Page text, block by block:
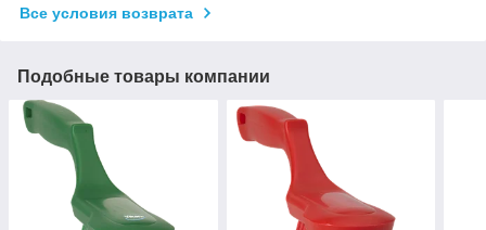
Все условия возврата
Подобные товары компании